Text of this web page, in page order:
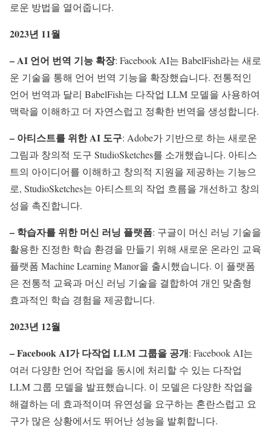
로운 방법을 열어줍니다.
2023년 11월
– AI 언어 번역 기능 확장: Facebook AI는 BabelFish라는 새로
운 기술을 통해 언어 번역 기능을 확장했습니다. 전통적인
언어 번역과 달리 BabelFish는 다작업 LLM 모델을 사용하여
맥락을 이해하고 더 자연스럽고 정확한 번역을 생성합니다.
– 아티스트를 위한 AI 도구: Adobe가 기반으로 하는 새로운
그림과 창의적 도구 StudioSketches를 소개했습니다. 아티스
트의 아이디어를 이해하고 창의적 지원을 제공하는 기능으
로, StudioSketches는 아티스트의 작업 흐름을 개선하고 창의
성을 촉진합니다.
– 학습자를 위한 머신 러닝 플랫폼: 구글이 머신 러닝 기술을
활용한 진정한 학습 환경을 만들기 위해 새로운 온라인 교육
플랫폼 Machine Learning Manor을 출시했습니다. 이 플랫폼
은 전통적 교육과 머신 러닝 기술을 결합하여 개인 맞춤형
효과적인 학습 경험을 제공합니다.
2023년 12월
– Facebook AI가 다작업 LLM 그룹을 공개: Facebook AI는
여러 다양한 언어 작업을 동시에 처리할 수 있는 다작업
LLM 그룹 모델을 발표했습니다. 이 모델은 다양한 작업을
해결하는 데 효과적이며 유연성을 요구하는 혼란스럽고 요
구가 많은 상황에서도 뛰어난 성능을 발휘합니다.